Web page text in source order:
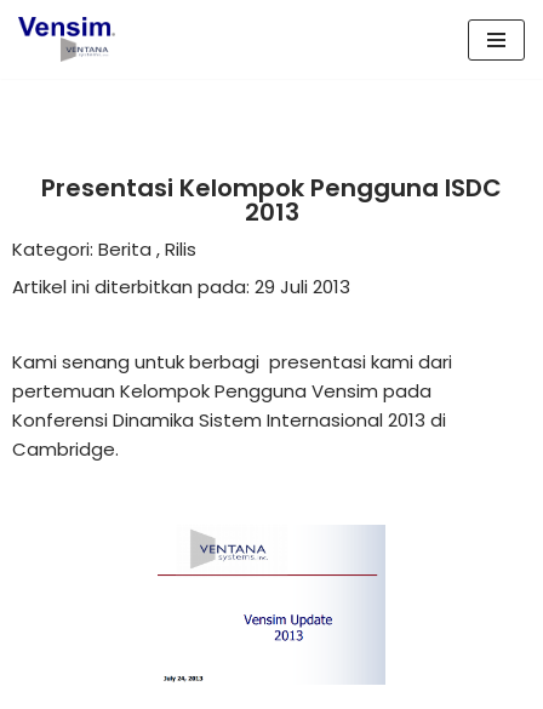
Lompat
Presentasi Kelompok Pengguna ISDC
2013
Kategori: Berita ,Rilis
Artikel ini diterbitkan pada: 29 Juli 2013
Kami senang untuk berbagi presentasi kami dari
pertemuan Kelompok Pengguna Vensim pada
Konferensi Dinamika Sistem Internasional 2013 di
Cambridge.